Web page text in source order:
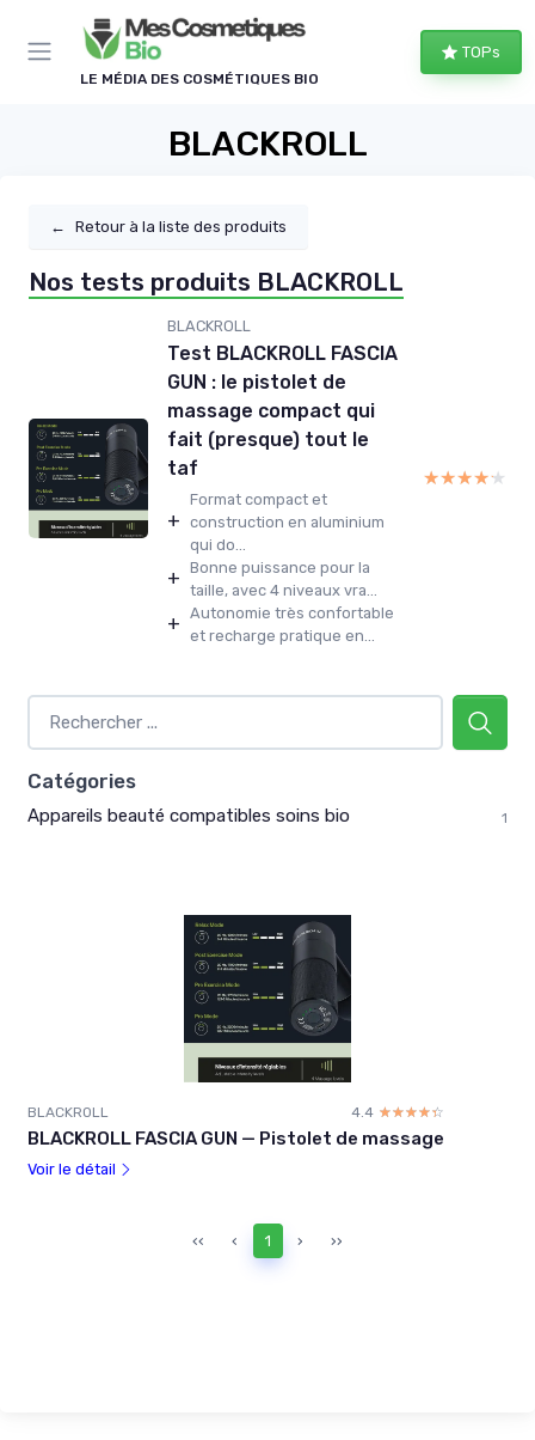
LE MÉDIA DES COSMÉTIQUES BIO
TOPs
BLACKROLL
← Retour à la liste des produits
Nos tests produits BLACKROLL
BLACKROLL
Test BLACKROLL FASCIA
GUN : le pistolet de
massage compact qui
fait (presque) tout le
taf
+
Format compact et
construction en aluminium
qui do...
+ Bonne puissance pour la
taille, avec 4 niveaux vra...
+ Autonomie très confortable
et recharge pratique en...
★★★★★
★★★★★
Catégories
Appareils beauté compatibles soins bio 1
BLACKROLL 4.4 ☆☆☆☆☆
★★★★★
BLACKROLL FASCIA GUN — Pistolet de massage
Voir le détail
‹‹ ‹ 1 › ››
Panneau de gestion des cookies